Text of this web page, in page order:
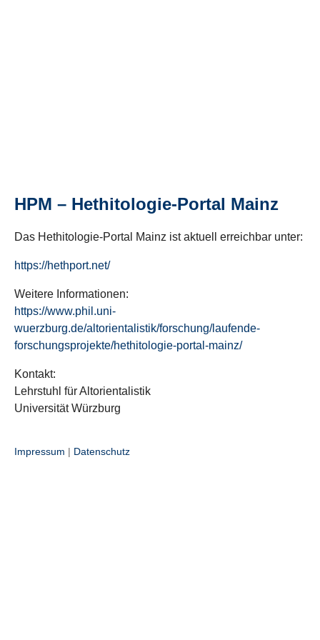
HPM – Hethitologie-Portal Mainz
Das Hethitologie-Portal Mainz ist aktuell erreichbar unter:
https://hethport.net/
Weitere Informationen:
https://www.phil.uni-
wuerzburg.de/altorientalistik/forschung/laufende-
forschungsprojekte/hethitologie-portal-mainz/
Kontakt:
Lehrstuhl für Altorientalistik
Universität Würzburg
Impressum | Datenschutz